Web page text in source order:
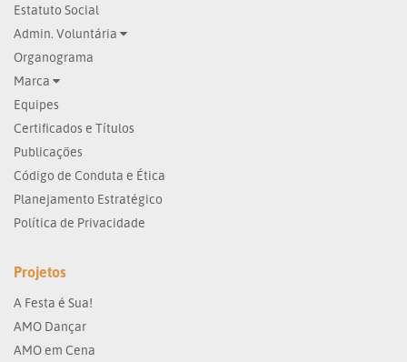
Estatuto Social
Admin. Voluntária
Organograma
Marca
Equipes
Certificados e Títulos
Publicações
Código de Conduta e Ética
Planejamento Estratégico
Política de Privacidade
Projetos
A Festa é Sua!
AMO Dançar
AMO em Cena